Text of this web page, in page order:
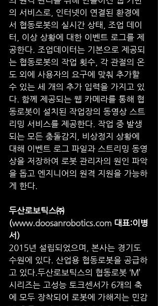
의 서비스로, 인터넷이 연결된 환경에
서 협동로봇의 실시간 상태, 조업 데이
터, 이상 상황에 대한 이벤트 로그를 제
공한다. 조업데이터는 기본으로 제공되
는 협동로봇의 작업 횟수, 각 관절의 온
도 외에 사용자의 요구에 맞춰 추가할
수 있는 세 개의 추가 입력을 가지고 있
다. 함께 제공되는 웹 카메라를 통해 협
동로봇이 설치된 작업장의 동영상 스트
리밍 서비스를 제공한다. 작업 중 발생
되는 모든 충돌감지, 비상정지 상황에
대해 이벤트 로그 파일과 스트리밍 동영
상을 저장하여 로봇 관리자의 원인 파악
을 돕고 엔지니어의 원격 지원을 가능하
게 한다.
두산로보틱스㈜
(www.doosanrobotics.com 대표:이병
서)
2015년 설립되었으며, 본사는 경기도
수원에 있다. 산업용 협동로봇을 공급하
고 있다.두산로보틱스의 협동로봇 ‘M’
시리즈는 고성능 토크센서가 6개의 축
에 모두 장착되어 로봇에 가해지는 민감